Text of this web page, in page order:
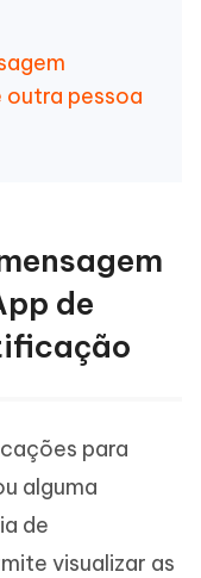
outra pessoa
de
para
alguma
de
visualizar as